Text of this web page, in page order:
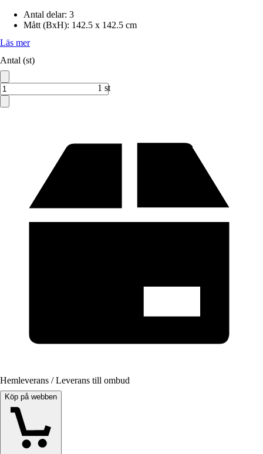
Antal delar: 3
Mått (BxH): 142.5 x 142.5 cm
Läs mer
Antal (st)
1 st
Hemleverans / Leverans till ombud
Köp på webben